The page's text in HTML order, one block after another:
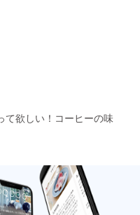
て欲しい！コーヒーの味